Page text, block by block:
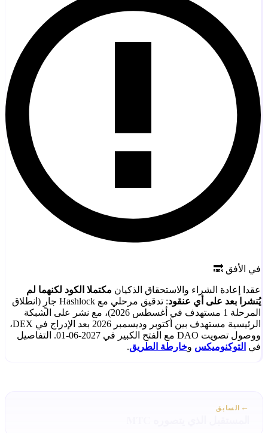
في الأفق 🔜
عقدا إعادة الشراء والاستحقاق الذكيان مكتملا الكود لكنهما لم
يُنشرا بعد على أي عنقود
: تدقيق مرحلي مع Hashlock جارٍ (انطلاق
المرحلة 1 مستهدف في أغسطس 2026)، مع نشر على الشبكة
الرئيسية مستهدف بين أكتوبر وديسمبر 2026 بعد الإدراج في DEX،
ووصول تصويت DAO مع الفتح الكبير في 2027-06-01. التفاصيل
في التوكنوميكس وخارطة الطريق.
← السابق